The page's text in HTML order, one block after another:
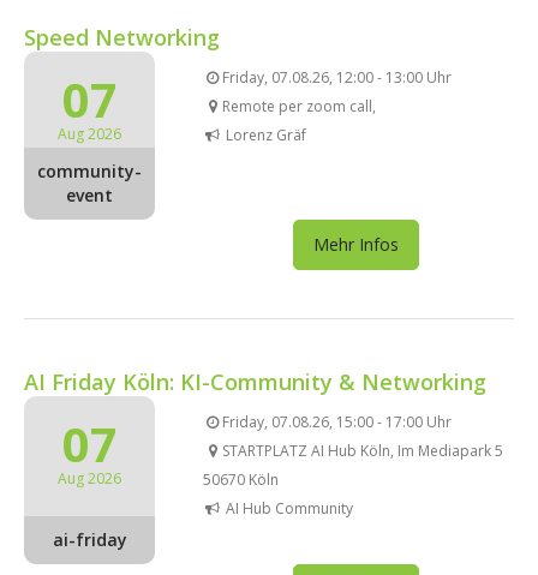
Speed Networking
07
Aug 2026
community-
event
Friday, 07.08.26, 12:00 - 13:00 Uhr
Remote per zoom call,
Lorenz Gräf
Mehr Infos
AI Friday Köln: KI-Community & Networking
07
Aug 2026
ai-friday
Friday, 07.08.26, 15:00 - 17:00 Uhr
STARTPLATZ AI Hub Köln, Im Mediapark 5
50670 Köln
AI Hub Community